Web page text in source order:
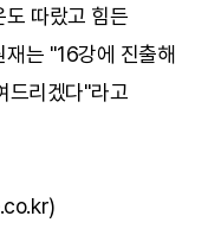
도 따랐고 힘든
는 "16강에 진출해
드리겠다"라고